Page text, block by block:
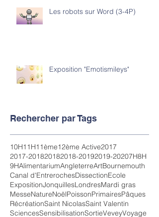
Les robots sur Word (3-4P)
Exposition "Emotismileys"
Rechercher par Tags
10H11H11ème12ème Active2017
2017-201820182018-20192019-20207H8H
9HAlimentariumAngleterreArtBournemouth
Canal d'EntrerochesDissectionEcole
ExpositionJonquillesLondresMardi gras
MesseNatureNoëlPoissonPrimairesPâques
RécréationSaint NicolasSaint Valentin
SciencesSensibilisationSortieVeveyVoyage